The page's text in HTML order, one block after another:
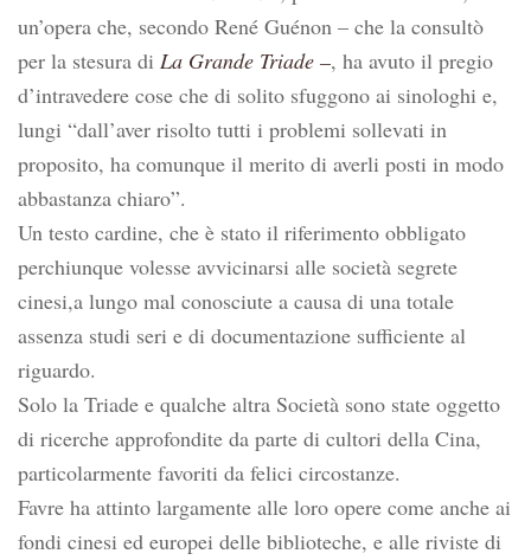
un’opera che, secondo René Guénon – che la consultò
per la stesura di La Grande Triade –, ha avuto il pregio
d’intravedere cose che di solito sfuggono ai sinologhi e,
lungi “dall’aver risolto tutti i problemi sollevati in
proposito, ha comunque il merito di averli posti in modo
abbastanza chiaro”.
Un testo cardine, che è stato il riferimento obbligato
perchiunque volesse avvicinarsi alle società segrete
cinesi,a lungo mal conosciute a causa di una totale
assenza studi seri e di documentazione sufficiente al
riguardo.
Solo la Triade e qualche altra Società sono state oggetto
di ricerche approfondite da parte di cultori della Cina,
particolarmente favoriti da felici circostanze.
Favre ha attinto largamente alle loro opere come anche ai
fondi cinesi ed europei delle biblioteche, e alle riviste di